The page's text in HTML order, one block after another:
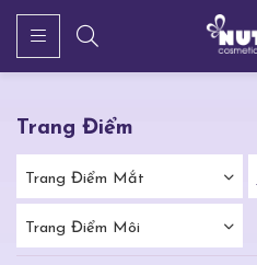
Trang Điểm
Trang Điểm Mắt
Trang Điểm Môi